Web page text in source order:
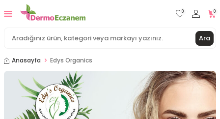
Ara
0 0
Anasayfa Edys Organics